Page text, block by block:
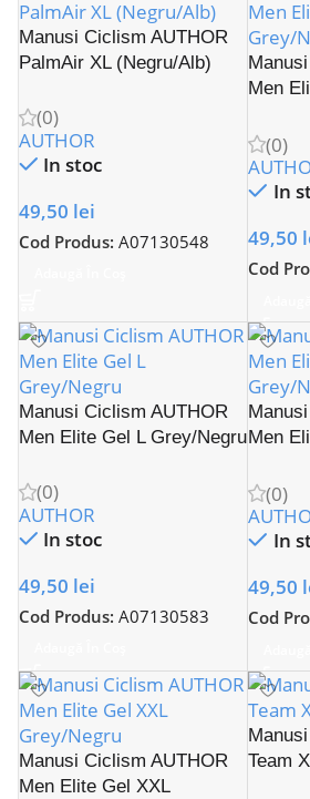
Manusi Ciclism AUTHOR
PalmAir XL (Negru/Alb)
(0)
AUTHOR
In stoc
49,50 lei
Cod Produs: A07130548
Men
(0)
In
49,50
Cod
Manusi Ciclism AUTHOR
Men Elite Gel L Grey/Negru
(0)
AUTHOR
In stoc
49,50 lei
Cod Produs: A07130583
Men
(0)
In
49,50
Cod
Manusi Ciclism AUTHOR
Men Elite Gel XXL
Team